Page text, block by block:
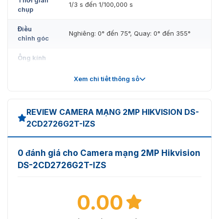
chụp
1/3 s đến 1/100,000 s
Điều
chỉnh góc
Nghiêng: 0° đến 75°, Quay: 0° đến 355°
Ống kính
2.8 đến 12 mm, FOV ngang 113° đến 31°,
Loại ống
kính
Ống kính varifocal, ống kính motorized, 2.8
đến 12 mm
Gắn ống
Ø14
0.5 m đến ∞
Xem chi tiết thông số
REVIEW CAMERA MẠNG 2MP HIKVISION DS-
2CD2726G2T-IZS
0 đánh giá cho Camera mạng 2MP Hikvision
DS-2CD2726G2T-IZS
0.00